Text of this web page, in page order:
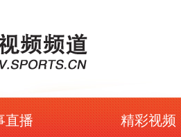
直播 精彩视频